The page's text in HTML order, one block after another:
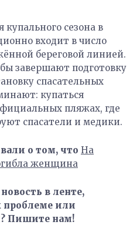
сезона в
входит в число
береговой линией.
завершают подготовку
спасательных
купаться
пляжах, где
спасатели и медики.
о том, что На
женщина
в ленте,
проблеме или
Пишите нам!